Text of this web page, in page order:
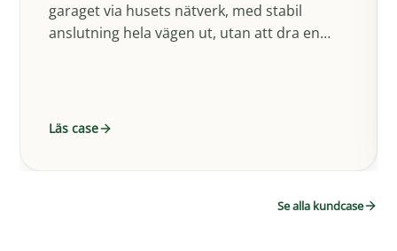
garaget via husets nätverk, med stabil
anslutning hela vägen ut, utan att dra en
Läs case
Se alla kundcase